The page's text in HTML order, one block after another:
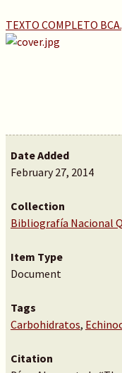
TEXTO COMPLETO
Date Added
February 27, 2014
Collection
Bibliografía Nacional
Item Type
Document
Tags
Carbohidratos,
Citation